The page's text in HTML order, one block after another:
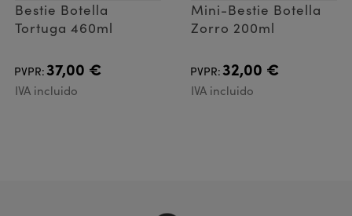
Bestie Botella
Tortuga 460ml
PVPR:37,00 €
IVA incluido
Mini-Bestie Botella
Zorro 200ml
PVPR:32,00 €
IVA incluido